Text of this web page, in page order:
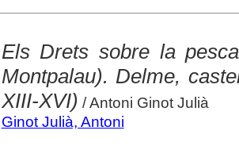
Els Drets sobre la
Montpalau). Delme,
XIII-XVI) / Antoni Ginot Julià
Ginot Julià, Antoni